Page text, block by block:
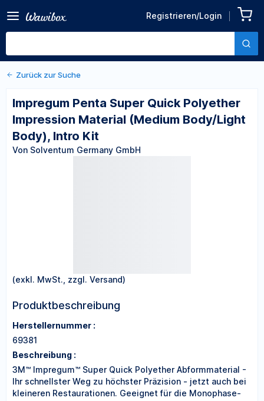
Registrieren/Login
Quick Polyether Impression
Material (Medium
Von Solventum Germany GmbH
Zurück zu den Produktdetails
Zurück zur Suche
Impregum Penta Super Quick Polyether
Impression Material (Medium Body/Light
Body), Intro Kit
Von Solventum Germany GmbH
(exkl. MwSt., zzgl. Versand)
Produktbeschreibung
Herstellernummer :
69381
Beschreibung :
3M™ Impregum™ Super Quick Polyether Abformmaterial -
Ihr schnellster Weg zu höchster Präzision - jetzt auch bei
kleineren Restaurationen. Geeignet für die Monophase-